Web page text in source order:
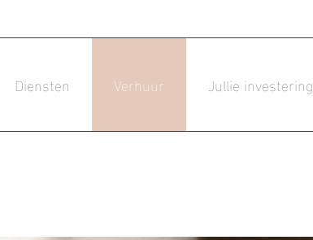
Diensten Verhuur Jullie investering